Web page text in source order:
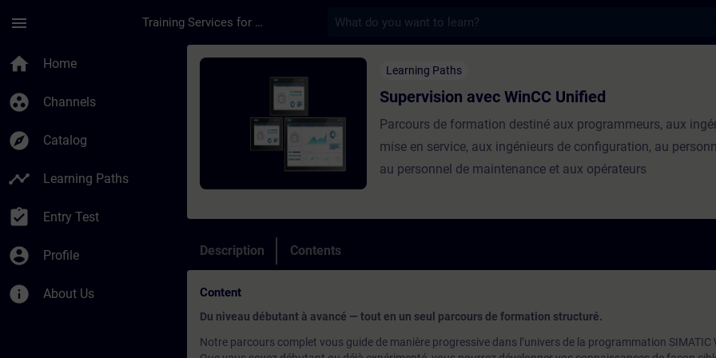
menu Training Services for Digital Industries
home Home
group_work Channels
explore Catalog
timeline Learning Paths
assignment_turned_in Entry Test
account_circle Profile
info About Us
Course - Supervision avec WinCC Unified - Training - Training
Learning Paths
Supervision avec WinCC Unified
Parcours de formation destiné aux programmeurs, aux
mise en service, aux ingénieurs de configuration, au
au personnel de maintenance et aux opérateurs
Description Contents
Content
Du niveau débutant à avancé — tout en un seul parcours de formation structuré.
Notre parcours complet vous guide de manière progressive dans l’univers de la programmation SIMATIC